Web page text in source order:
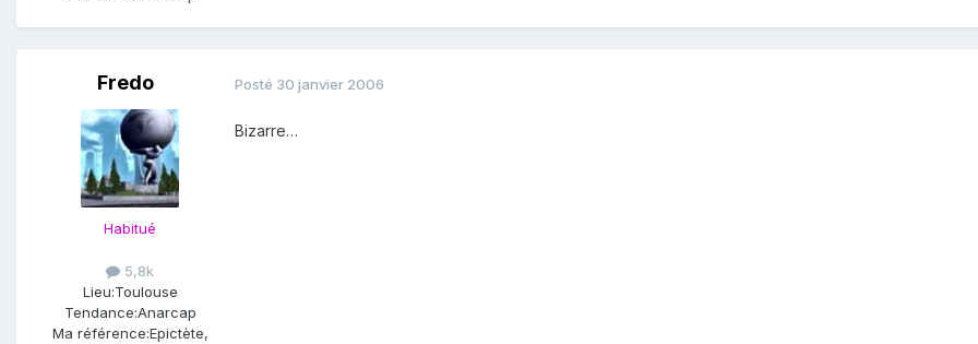
Fredo
Habitué
5,8k
Lieu:Toulouse
Tendance:Anarcap
Ma référence:Epictète,
Posté 30 janvier 2006
Bizarre…